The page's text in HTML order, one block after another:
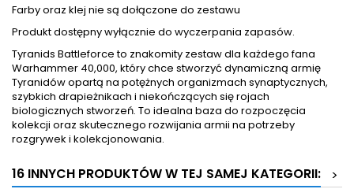
Farby oraz klej nie są dołączone do zestawu
Produkt dostępny wyłącznie do wyczerpania zapasów.
Tyranids Battleforce to znakomity zestaw dla każdego fana
Warhammer 40,000, który chce stworzyć dynamiczną armię
Tyranidów opartą na potężnych organizmach synaptycznych,
szybkich drapieżnikach i niekończących się rojach
biologicznych stworzeń. To idealna baza do rozpoczęcia
kolekcji oraz skutecznego rozwijania armii na potrzeby
rozgrywek i kolekcjonowania.
16 INNYCH PRODUKTÓW W TEJ SAMEJ KATEGORII:
>